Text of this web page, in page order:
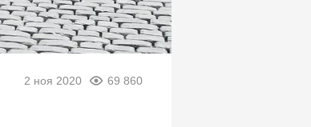
2 ноя 2020 69 860